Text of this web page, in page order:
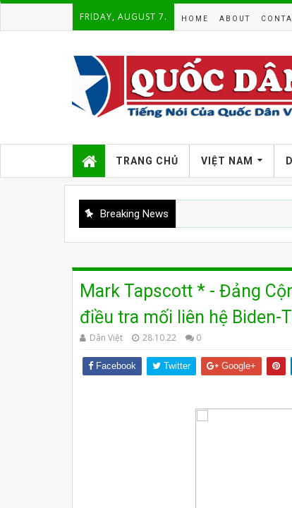
FRIDAY, AUGUST 7. HOME ABOUT
TRANG CHỦ VIỆT NAM
Breaking News
Mark Tapscott * - Đảng
điều tra mối liên hệ Biden-
Dân Việt 28.10.22 0
Facebook Twitter Google+